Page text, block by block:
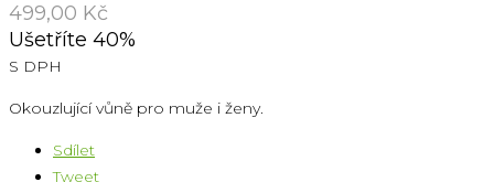
499,00 Kč
Ušetříte 40%
S DPH
Okouzlující vůně pro muže i ženy.
Sdílet
Tweet